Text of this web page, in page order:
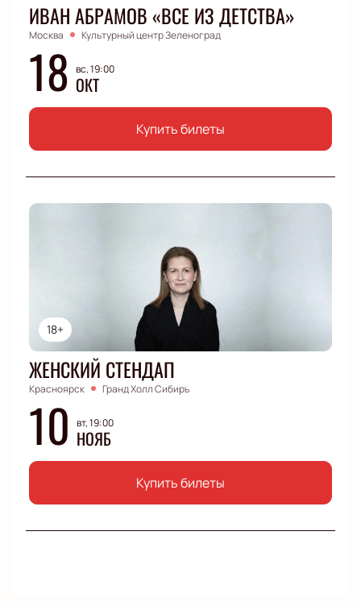
ИВАН АБРАМОВ «ВСЕ ИЗ ДЕТСТВА»
Москва Культурный центр Зеленоград
18 вс, 19:00
ОКТ
Купить билеты
18+
ЖЕНСКИЙ СТЕНДАП
Красноярск Гранд Холл Сибирь
10 вт, 19:00
НОЯБ
Купить билеты